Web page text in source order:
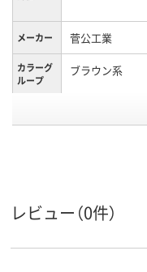
メーカー 菅公工業
カラーグ
ループ
ブラウン系
留め具の
有無
あり
封筒裏面
レビュー（0件）